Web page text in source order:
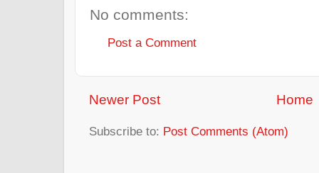
No comments:
Post a Comment
Newer Post Home
Subscribe to: Post Comments (Atom)